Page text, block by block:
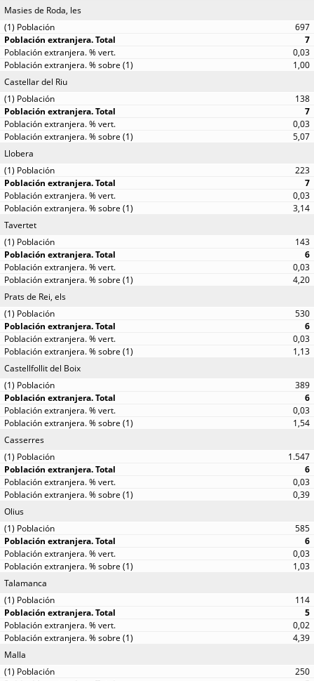
Masies de Roda, les
697
7
0,03
1,00
Castellar del Riu
138
7
0,03
5,07
Llobera
223
7
0,03
3,14
Tavertet
143
6
0,03
4,20
Prats de Rei, els
530
6
0,03
1,13
Castellfollit del Boix
389
6
0,03
1,54
Casserres
1.547
6
0,03
0,39
Olius
585
6
0,03
1,03
Talamanca
114
5
0,02
4,39
Malla
250